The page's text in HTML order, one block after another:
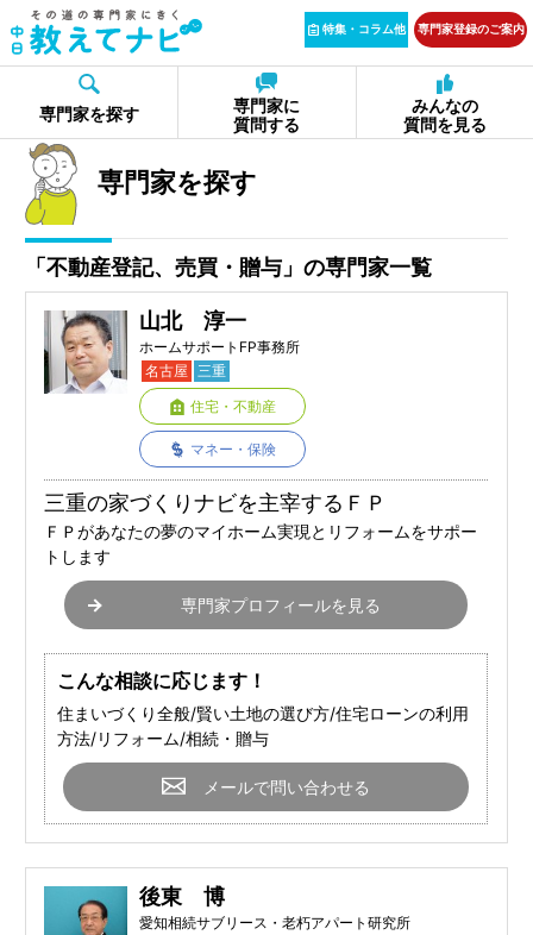
特集・コラム他 専門家登録のご案内
専門家を探す
専門家に
質問する
みんなの
質問を見る
専門家を探す
「不動産登記、売買・贈与」の専門家一覧
山北 淳一
ホームサポートFP事務所
名古屋
三重
住宅・不動産
マネー・保険
三重の家づくりナビを主宰するＦＰ
ＦＰがあなたの夢のマイホーム実現とリフォームをサポー
トします
専門家プロフィールを見る
こんな相談に応じます！
住まいづくり全般/賢い土地の選び方/住宅ローンの利用
方法/リフォーム/相続・贈与
メールで問い合わせる
後東 博
愛知相続サブリース・老朽アパート研究所